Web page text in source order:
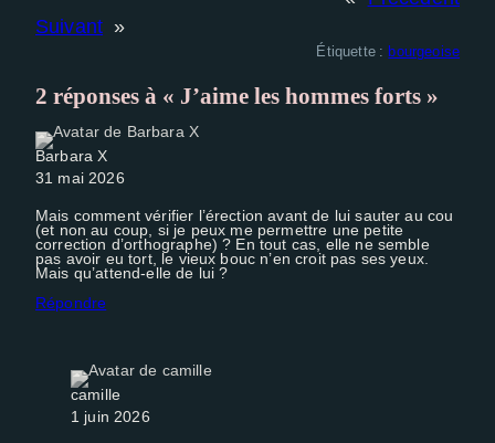
Suivant »
Étiquette : bourgeoise
2 réponses à « J’aime les hommes forts »
Barbara X
31 mai 2026
Mais comment vérifier l’érection avant de lui sauter au cou
(et non au coup, si je peux me permettre une petite
correction d’orthographe) ? En tout cas, elle ne semble
pas avoir eu tort, le vieux bouc n’en croit pas ses yeux.
Mais qu’attend-elle de lui ?
Répondre
camille
1 juin 2026
fonctionnalités